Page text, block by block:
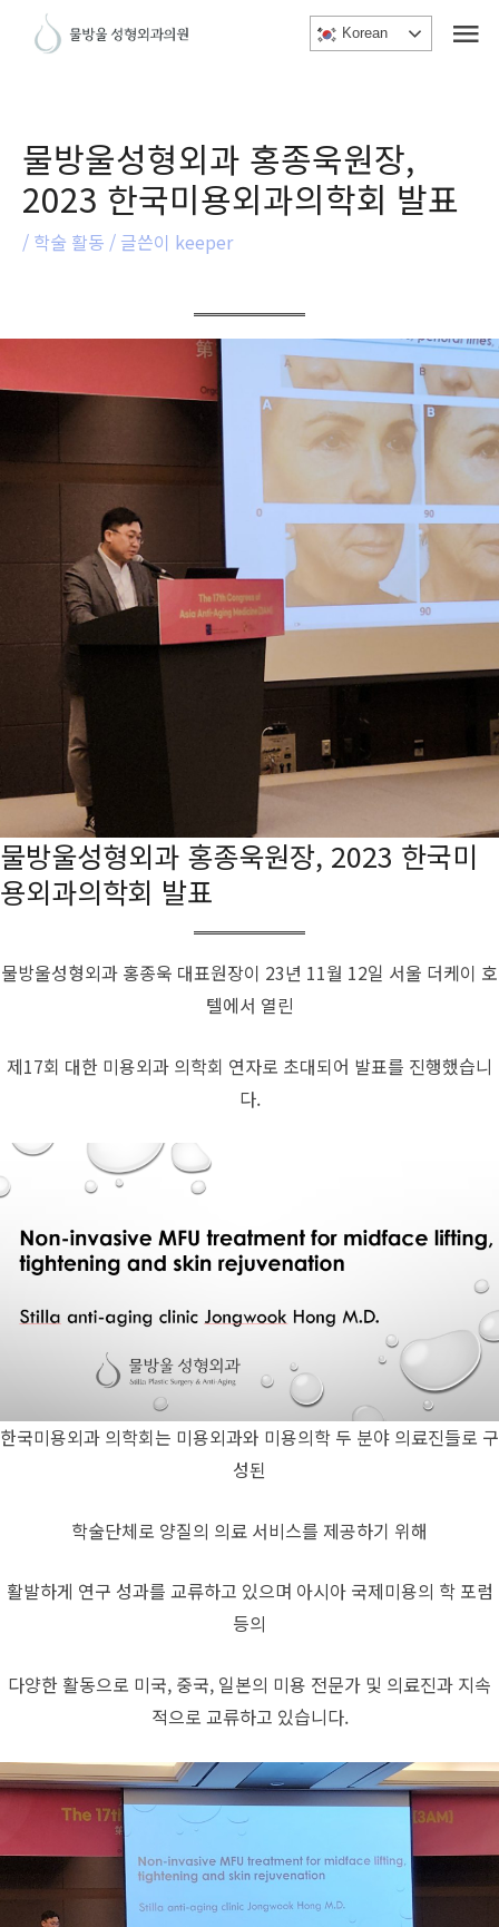
메
Korean
물방울성형외과 홍종욱원장,
2023 한국미용외과의학회 발표
/ 학술 활동 / 글쓴이 keeper
물방울성형외과 홍종욱원장, 2023 한국미
용외과의학회 발표
물방울성형외과 홍종욱 대표원장이 23년 11월 12일 서울 더케이 호
텔에서 열린
제17회 대한 미용외과 의학회 연자로 초대되어 발표를 진행했습니
다.
​한국미용외과 의학회는 미용외과와 미용의학 두 분야 의료진들로 구
성된
학술단체로 양질의 의료 서비스를 제공하기 위해
활발하게 연구 성과를 교류하고 있으며 아시아 국제미용의 학 포럼
등의
다양한 활동으로 미국, 중국, 일본의 미용 전문가 및 의료진과 지속
적으로 교류하고 있습니다.